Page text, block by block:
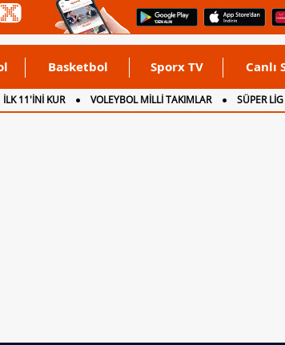
Basketbol Sporx TV Canlı
İLK 11'İNİ KUR VOLEYBOL MİLLİ TAKIMLAR SÜPER LİG
İNGİLTERE